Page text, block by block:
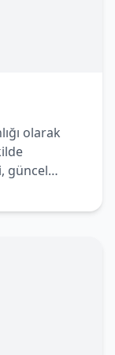
olarak
güncel